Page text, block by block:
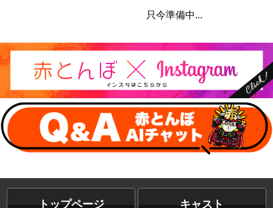
只今準備中...
トップページ キャスト